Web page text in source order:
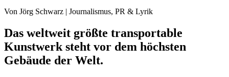
Von Jörg Schwarz | Journalismus, PR & Lyrik
Das weltweit größte transportable
Kunstwerk steht vor dem höchsten
Gebäude der Welt.